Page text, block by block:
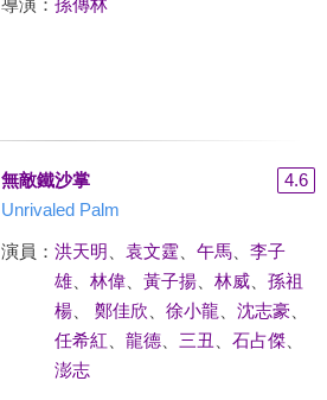
導演： 孫傳林
無敵鐵沙掌
4.6
Unrivaled Palm
演員： 洪天明 袁文霆、 午馬、 李子
雄、 林偉、 黃子揚、 林威、 孫祖
楊、 鄭佳欣 徐小龍 沈志豪
任希紅
龍德、 三丑 石占傑、
澎志